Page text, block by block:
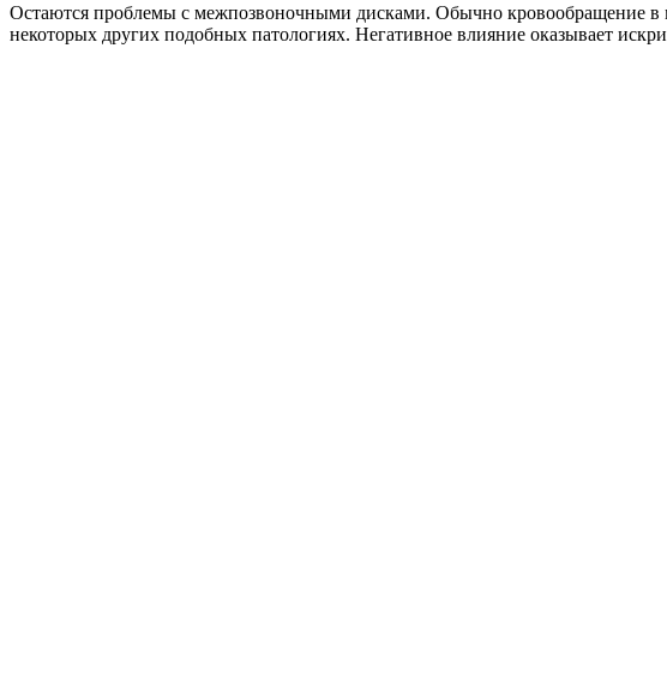
Остаются проблемы с межпозвоночными дисками. Обычно кровообращение в
некоторых других подобных патологиях. Негативное влияние оказывает